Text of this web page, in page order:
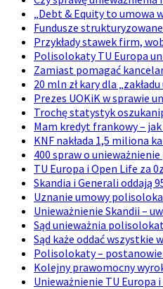
„Debt & Equity to umowa
Fundusze strukturyzowane
Przykłady stawek firm,
Polisolokaty TU Europa
Zamiast pomagać
20 mln zł kary dla
Prezes UOKiK w sprawie
Trochę statystyk
Mam kredyt frankowy –
KNF nakłada 1,5 miliona
400 spraw o
TU Europa i Open Life za
Skandia i Generali oddają
Uznanie umowy
Unieważnienie Skandii –
Sąd unieważnia
Sąd każe oddać wszystkie
Polisolokaty –
Kolejny prawomocny
Unieważnienie TU Europa